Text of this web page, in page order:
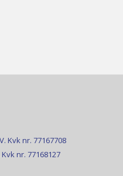
Kvk nr. 77167708
nr. 77168127